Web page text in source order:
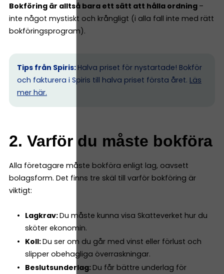
Bokföring är alltså bara ett sätt att hålla ordning –
inte något mystiskt och krångligt (i alla fall inte med rätt
bokföringsprogram).
Tips från Spiris: Halva priset för nystartade! Bokför
och fakturera i Spiris till halva priset första året. Läs
mer här.
2. Varför du måste bokföra
Alla företagare måste bokföra enligt lag, oavsett
bolagsform. Det finns tre skäl till varför bokföring är
viktigt:
Lagkrav:Du måste kunna visa Skatteverket hur du
sköter ekonomin.
Koll:Du ser om du går med vinst eller förlust och
slipper obehagliga överraskningar.
Beslutsunderlag: Du får bättre underlag för